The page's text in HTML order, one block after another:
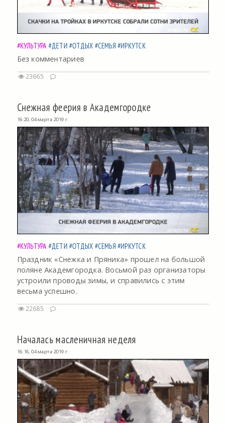
#КУЛЬТУРА #ДЕТИ #ОТДЫХ #СЕМЬЯ #ИРКУТСК
Без комментариев
23665
Снежная феерия в Академгородке
16:20, 04 марта 2019 г.
#КУЛЬТУРА #ДЕТИ #ОТДЫХ #СЕМЬЯ #ИРКУТСК
Праздник «Снежка и Пряника» прошел на большой
поляне Академгородка. Восьмой раз организаторы
устроили проводы зимы, и справились с этим
весьма успешно.
22685
Началась масленичная неделя
16:16, 04 марта 2019 г.